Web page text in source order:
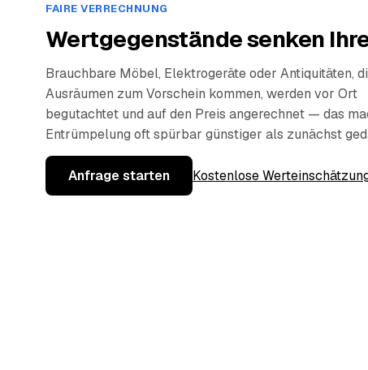
FAIRE VERRECHNUNG
Wertgegenstände senken
Brauchbare Möbel, Elektrogeräte oder Antiquitäten,
Ausräumen zum Vorschein kommen, werden vor Ort
begutachtet und auf den Preis angerechnet — das
Entrümpelung oft spürbar günstiger als zunächst
Anfrage starten Kostenlose